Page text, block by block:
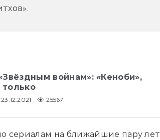
войнам»: «Кеноби»,
только
23.12.2021 25567
сериалам на ближайшие пару лет.